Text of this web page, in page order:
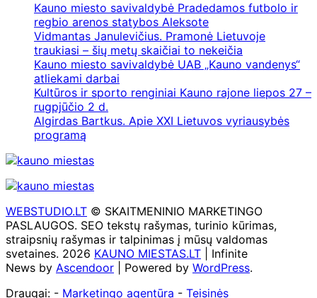
Kauno miesto savivaldybė Pradedamos futbolo ir
regbio arenos statybos Aleksote
Vidmantas Janulevičius. Pramonė Lietuvoje
traukiasi – šių metų skaičiai to nekeičia
Kauno miesto savivaldybė UAB „Kauno vandenys“
atliekami darbai
Kultūros ir sporto renginiai Kauno rajone liepos 27 –
rugpjūčio 2 d.
Algirdas Bartkus. Apie XXI Lietuvos vyriausybės
programą
WEBSTUDIO.LT © SKAITMENINIO MARKETINGO
PASLAUGOS. SEO tekstų rašymas, turinio kūrimas,
straipsnių rašymas ir talpinimas į mūsų valdomas
svetaines. 2026 KAUNO MIESTAS.LT | Infinite
News by Ascendoor | Powered by WordPress.
Draugai: - Marketingo agentūra - Teisinės